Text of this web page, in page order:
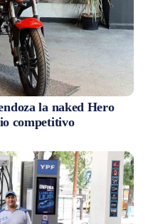
la naked Hero
competitivo